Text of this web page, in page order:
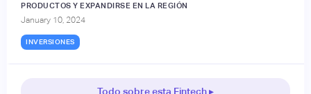
PRODUCTOS Y EXPANDIRSE EN LA REGIÓN
January 10, 2024
INVERSIONES
Todo sobre esta Fintech ▸